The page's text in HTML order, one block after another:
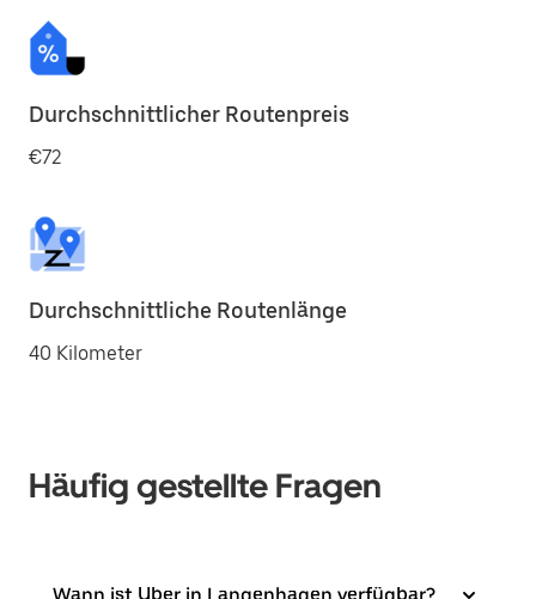
Durchschnittlicher Routenpreis
€72
Durchschnittliche Routenlänge
40 Kilometer
Häufig gestellte Fragen